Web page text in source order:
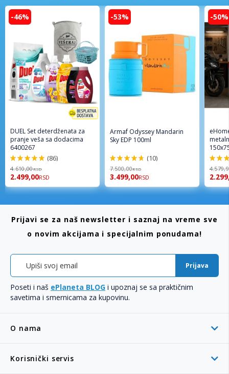
-46%
DUEL Set deterdženata za
pranje veša sa dodacima
6400267
98%
(86)
4.610,00RSD
2.499,00RSD
-53%
Armaf Odyssey Mandarin
Sky EDP 100ml
94%
(10)
7.500,00RSD
3.499,00RSD
-50%
96%
O nama
Korisnički servis
Prijavi se za naš newsletter i saznaj na vreme sve
o novim akcijama i specijalnim ponudama!
Prijava
Poseti i naš ePlaneta BLOG i upoznaj se sa praktičnim
savetima i smernicama za kupovinu.